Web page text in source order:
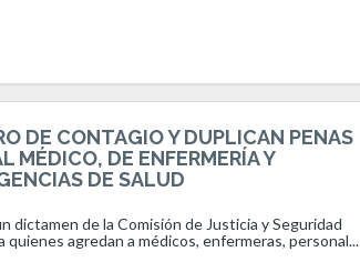
DE CONTAGIO Y DUPLICAN PENAS
MÉDICO, DE ENFERMERÍA Y
DE SALUD
dictamen de la Comisión de Justicia y Seguridad
quienes agredan a médicos, enfermeras, personal...